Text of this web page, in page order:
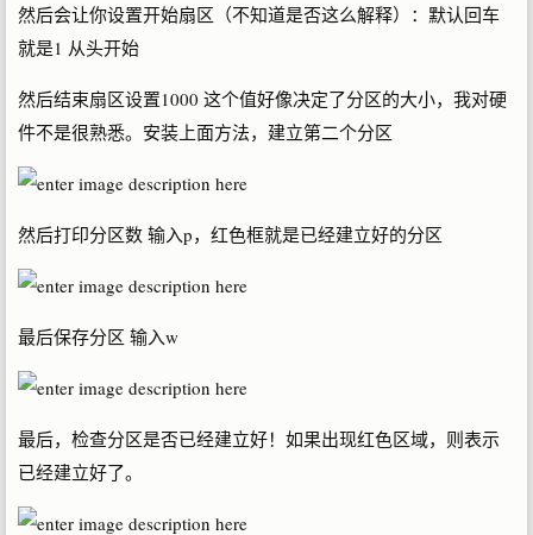
然后会让你设置开始扇区（不知道是否这么解释）：默认回车
就是1 从头开始
然后结束扇区设置1000 这个值好像决定了分区的大小，我对硬
件不是很熟悉。安装上面方法，建立第二个分区
然后打印分区数 输入p，红色框就是已经建立好的分区
最后保存分区 输入w
最后，检查分区是否已经建立好！如果出现红色区域，则表示
已经建立好了。